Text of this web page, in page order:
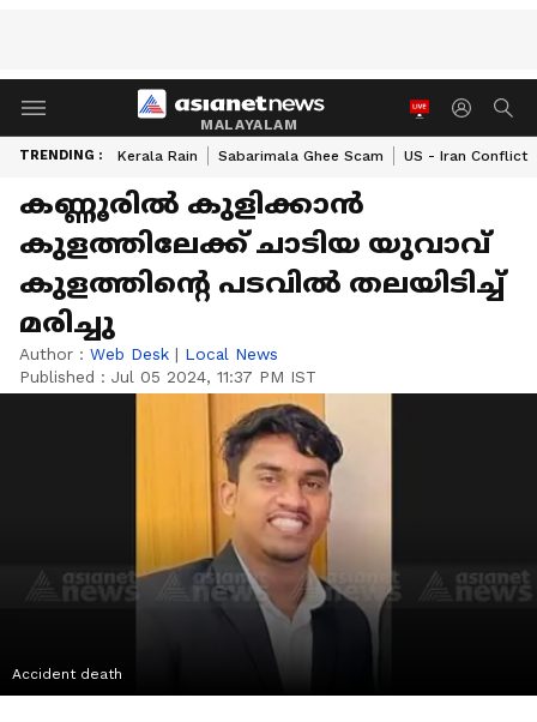
MALAYALAM
TRENDING : Kerala Rain Sabarimala Ghee Scam US - Iran Conflict
കണ്ണൂരിൽ കുളിക്കാൻ
കുളത്തിലേക്ക് ചാടിയ യുവാവ്
കുളത്തിൻ്റെ പടവിൽ തലയിടിച്ച്
മരിച്ചു
Author : Web Desk | Local News
Published : Jul 05 2024, 11:37 PM IST
Accident death